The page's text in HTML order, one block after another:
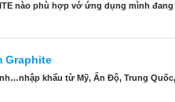
nào phù hợp vớ ứng dụng mình đang
Graphite
khẩu từ Mỹ, Ấn Độ, Trung